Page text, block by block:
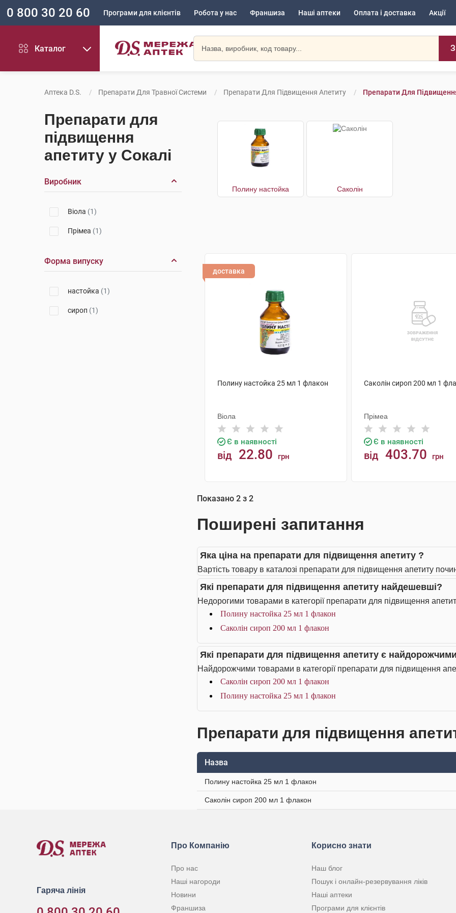
0 800 30 20 60 Програми для клієнтів Робота у нас Франшиза Наші аптеки Оплата і доставка Акції
Каталог
Аптека D.S. Препарати Для Травної Системи Препарати Для Підвищення Апетиту Препарати Для
Препарати для
підвищення
апетиту у Сокалі
Виробник
Віола (1)
Прімеа (1)
Форма випуску
настойка (1)
сироп (1)
Полину настойка Саколін
доставка
Полину настойка 25 мл 1 флакон
Віола
Є в наявності
від 22.80 грн
Саколін сироп 200 мл 1
Прімеа
Є в наявності
від 403.70 грн
Показано 2 з 2
Поширені запитання
Яка ціна на препарати для підвищення апетиту ?
Вартість товару в каталозі препарати для підвищення апетиту
Які препарати для підвищення апетиту найдешевші?
Недорогими товарами в категорії препарати для підвищення
Полину настойка 25 мл 1 флакон
Саколін сироп 200 мл 1 флакон
Які препарати для підвищення апетиту є
Найдорожчими товарами в категорії препарати для підвищення
Саколін сироп 200 мл 1 флакон
Полину настойка 25 мл 1 флакон
Препарати для підвищення
Назва
Полину настойка 25 мл 1 флакон
Саколін сироп 200 мл 1 флакон
Гаряча лінія
Про Компанію
Про нас
Наші нагороди
Новини
Франшиза
Корисно знати
Наш блог
Пошук і онлайн-резервування ліків
Наші аптеки
Програми для клієнтів